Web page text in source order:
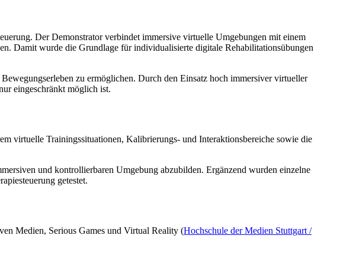
Der Demonstrator verbindet immersive virtuelle Umgebungen mit einem
Damit wurde die Grundlage für individualisierte digitale Rehabilitationsübungen
zu ermöglichen. Durch den Einsatz hoch immersiver virtueller
eingeschränkt möglich ist.
virtuelle Trainingssituationen, Kalibrierungs- und Interaktionsbereiche sowie die
und kontrollierbaren Umgebung abzubilden. Ergänzend wurden einzelne
getestet.
Medien, Serious Games und Virtual Reality (Hochschule der Medien Stuttgart /